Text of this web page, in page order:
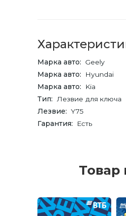
Марка авто
Geely
Марка авто
Hyundai
Марка авто
Kia
Тип
Лезвие для ключа
Лезвие
Y75
Гарантия
Есть
Товар